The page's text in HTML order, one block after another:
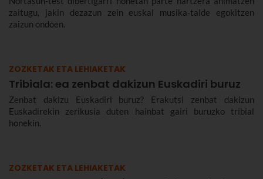
zaitugu, jakin dezazun zein euskal musika-talde egokitzen
zaizun ondoen.
ZOZKETAK ETA LEHIAKETAK
Tribiala: ea zenbat dakizun Euskadiri buruz
Zenbat dakizu Euskadiri buruz? Erakutsi zenbat dakizun
Euskadirekin zerikusia duten hainbat gairi buruzko tribial
honekin.
ZOZKETAK ETA LEHIAKETAK